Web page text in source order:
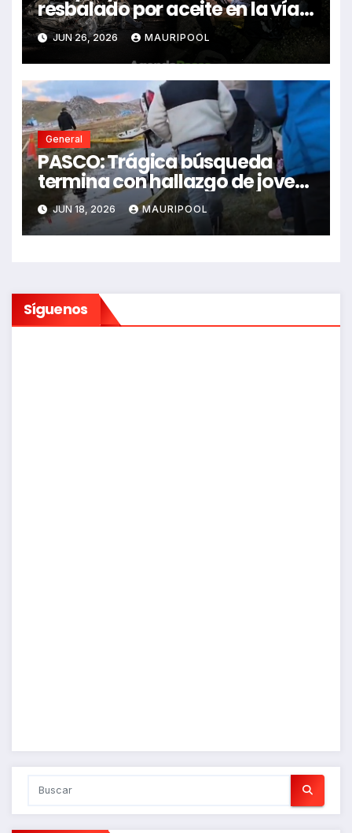
resbalado por aceite en la vía e
impactó auto siniestrado
dejando dos fallecidos
JUN 26, 2026 MAURIPOOL
General
PASCO: Trágica búsqueda
termina con hallazgo de joven
sin vida en Rancas
JUN 18, 2026 MAURIPOOL
Síguenos